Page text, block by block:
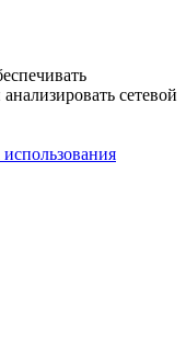
сетевой